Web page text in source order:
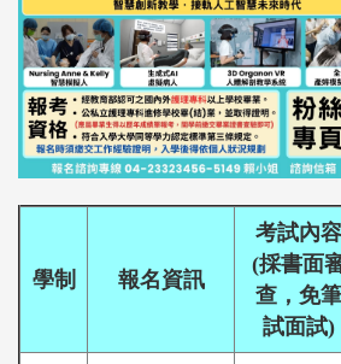
學制 報名資訊
考試內容
(採書面
查，免筆
試面試)